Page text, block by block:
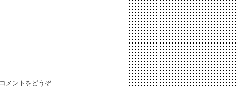
コメントをどうぞ